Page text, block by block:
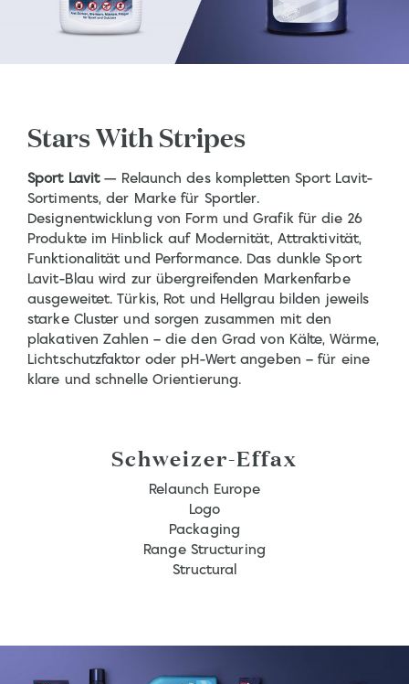
Stars With Stripes
Sport Lavit— Relaunch des kompletten Sport Lavit-
Sortiments, der Marke für Sportler.
Designentwicklung von Form und Grafik für die 26
Produkte im Hinblick auf Modernität, Attraktivität,
Funktionalität und Performance. Das dunkle Sport
Lavit-Blau wird zur übergreifenden Markenfarbe
ausgeweitet. Türkis, Rot und Hellgrau bilden jeweils
starke Cluster und sorgen zusammen mit den
plakativen Zahlen – die den Grad von Kälte, Wärme,
Lichtschutzfaktor oder pH-Wert angeben – für eine
klare und schnelle Orientierung.
Schweizer-Effax
Relaunch Europe
Logo
Packaging
Range Structuring
Structural